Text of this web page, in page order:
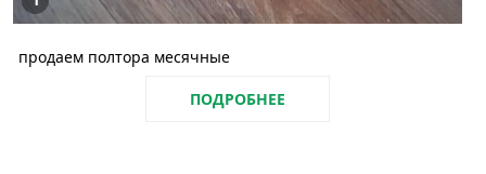
продаем полтора месячные
ПОДРОБНЕЕ